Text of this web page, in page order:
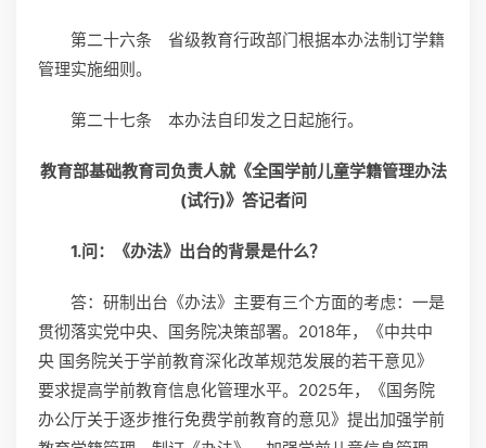
第二十六条 省级教育行政部门根据本办法制订学籍
管理实施细则。
第二十七条 本办法自印发之日起施行。
教育部基础教育司负责人就《全国学前儿童学籍管理办法
(试行)》答记者问
1.问：《办法》出台的背景是什么？
答：研制出台《办法》主要有三个方面的考虑：一是
贯彻落实党中央、国务院决策部署。2018年，《中共中
央 国务院关于学前教育深化改革规范发展的若干意见》
要求提高学前教育信息化管理水平。2025年，《国务院
办公厅关于逐步推行免费学前教育的意见》提出加强学前